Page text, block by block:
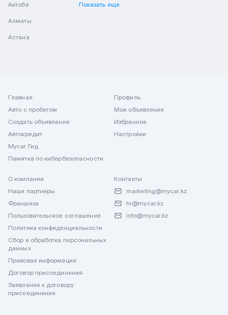
Актобе
Алматы
Астана
Показать еще
Главная
Авто с пробегом
Создать объявление
Автокредит
Mycar Гид
Памятка по кибербезопасности
Профиль
Мои объявления
Избранное
Настройки
О компании
Наши партнеры
Франшиза
Пользовательское соглашение
Политика конфиденциальности
Сбор и обработка персональных
данных
Правовая информация
Договор присоединения
Заявление к договору
присоединения
Контакты
marketing@mycar.kz
hr@mycar.kz
info@mycar.kz